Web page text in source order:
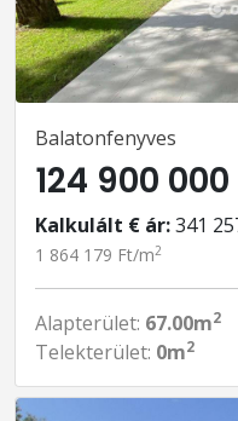
Balatonfenyves
124 900 000
Kalkulált € ár:341
1 864 179 Ft/m2
Alapterület: 67.00m2
Telekterület: 0m2